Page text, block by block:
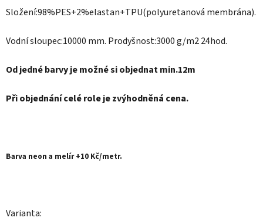
Složení:98%PES+2%elastan+TPU(polyuretanová membrána).
Vodní sloupec:10000 mm. Prodyšnost:3000 g/m2 24hod.
Od jedné barvy je možné si objednatmin.12m
Při objednání celé role je zvýhodněná cena.
Barva neon a melír +10 Kč/metr.
Varianta: